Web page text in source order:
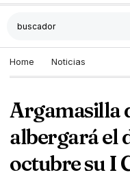
Home Noticias
Argamasilla
albergará el
octubre su I